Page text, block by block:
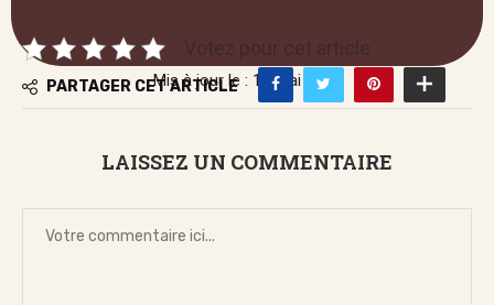
Mis à jour le : 16 mai 2026
Votez pour cet article
PARTAGER CET ARTICLE
LAISSEZ UN COMMENTAIRE